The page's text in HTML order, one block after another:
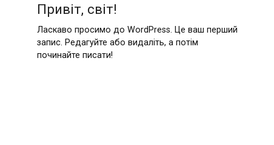
Привіт, світ!
Ласкаво просимо до WordPress. Це ваш перший
запис. Редагуйте або видаліть, а потім
починайте писати!